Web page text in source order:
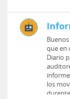
que en
Diario
los
durente